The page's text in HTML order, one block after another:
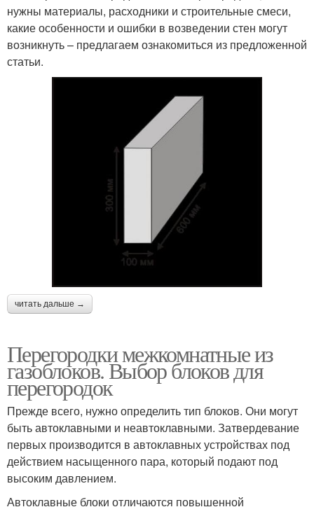
нужны материалы, расходники и строительные смеси,
какие особенности и ошибки в возведении стен могут
возникнуть – предлагаем ознакомиться из предложенной
статьи.
читать дальше →
Перегородки межкомнатные из
газоблоков. Выбор блоков для
перегородок
Прежде всего, нужно определить тип блоков. Они могут
быть автоклавными и неавтоклавными. Затвердевание
первых производится в автоклавных устройствах под
действием насыщенного пара, который подают под
высоким давлением.
Автоклавные блоки отличаются повышенной